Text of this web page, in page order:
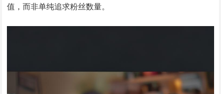
值，而非单纯追求粉丝数量。